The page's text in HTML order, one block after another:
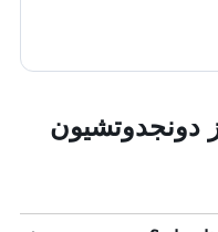
دونجدوتشيون